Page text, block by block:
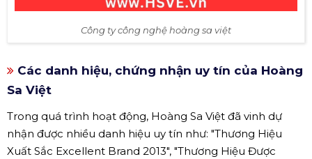
Công ty công nghệ hoàng sa việt
Các danh hiệu, chứng nhận uy tín của Hoàng
Sa Việt
Trong quá trình hoạt động, Hoàng Sa Việt đã vinh dự
nhận được nhiều danh hiệu uy tín như: "Thương Hiệu
Xuất Sắc Excellent Brand 2013", "Thương Hiệu Được